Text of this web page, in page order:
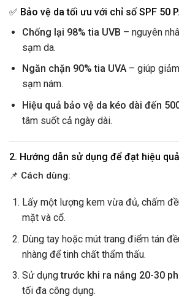
✅ Bảo vệ da tối ưu với chỉ số SPF 50
Chống lại 98% tia UVB – nguyên
sạm da.
Ngăn chặn 90% tia UVA– giúp
sạm nám.
Hiệu quả bảo vệ da kéo dài đến
tâm suốt cả ngày dài.
2. Hướng dẫn sử dụng để đạt hiệu
📌 Cách dùng:
Lấy một lượng kem vừa đủ, chấm
mặt và cổ.
Dùng tay hoặc mút trang điểm tán
nhàng để tinh chất thẩm thấu.
Sử dụngtrước khi ra nắng 20-30
tối đa công dụng.